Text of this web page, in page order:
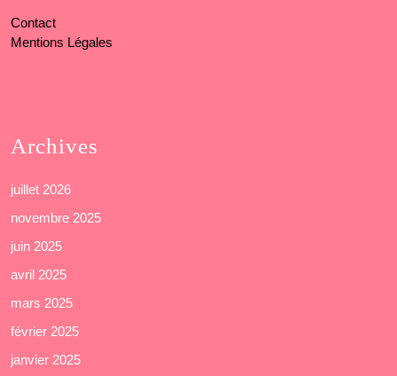
Contact
Mentions Légales
Archives
juillet 2026
novembre 2025
juin 2025
avril 2025
mars 2025
février 2025
janvier 2025